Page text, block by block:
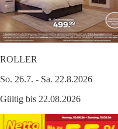
ROLLER
So. 26.7. - Sa. 22.8.2026
Gültig bis 22.08.2026